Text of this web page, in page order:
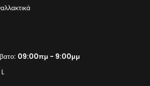
09:00πμ - 9:00μμ
L